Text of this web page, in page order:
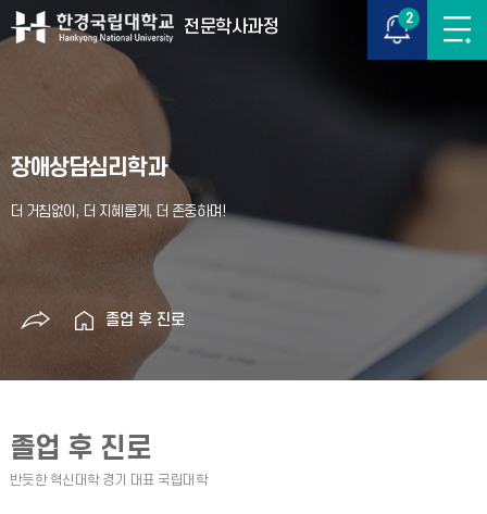
전문학사과정 2
장애상담심리학과
졸업 후 진로
졸업 후 진로